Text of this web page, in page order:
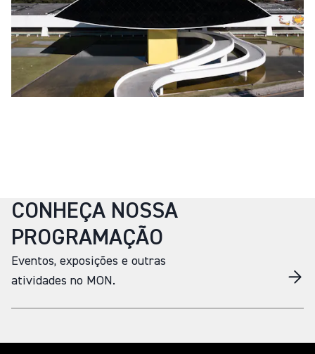
CONHEÇA NOSSA
PROGRAMAÇÃO
Eventos, exposições e outras
atividades no MON.